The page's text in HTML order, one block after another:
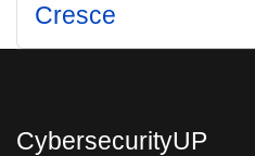
Cresce
CybersecurityUP